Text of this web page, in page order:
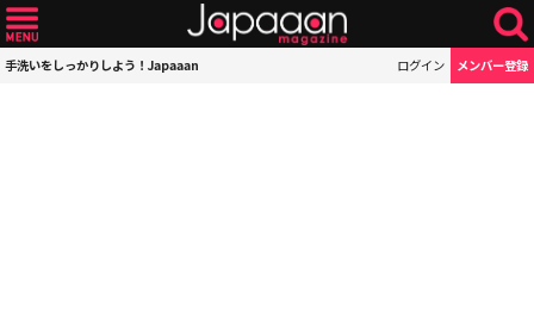
手洗いをしっかりしよう！Japaaan ログイン メンバー登録